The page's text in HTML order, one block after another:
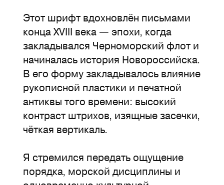
Этот шрифт вдохновлён письмами
конца XVIII века — эпохи, когда
закладывался Черноморский флот и
начиналась история Новороссийска.
В его форму закладывалось влияние
рукописной пластики и печатной
антиквы того времени: высокий
контраст штрихов, изящные засечки,
чёткая вертикаль.
Я стремился передать ощущение
порядка, морской дисциплины и